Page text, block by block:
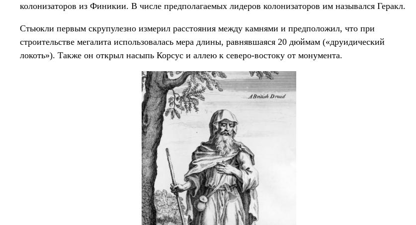
колонизаторов из Финикии. В числе предполагаемых лидеров колонизаторов им назывался Геракл.
Стьюкли первым скрупулезно измерил расстояния между камнями и предположил, что при
строительстве мегалита использовалась мера длины, равнявшаяся 20 дюймам («друидический
локоть»). Также он открыл насыпь Корсус и аллею к северо-востоку от монумента.